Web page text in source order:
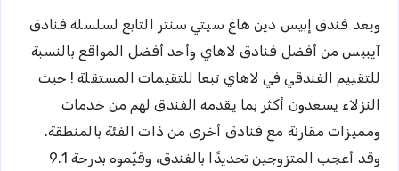
ويعد فندق إبيس دين هاغ سيتي سنتر التابع لسلسلة فنادق
آيبيس من أفضل فنادق لاهاي وأحد أفضل المواقع بالنسبة
للتقييم الفندقي في لاهاي تبعا للتقيمات المستقلة ! حيث
النزلاء يسعدون أكثر بما يقدمه الفندق لهم من خدمات
ومميزات مقارنة مع فنادق أخرى من ذات الفئة بالمنطقة.
وقد أعجب المتزوجين تحديدًا بالفندق، وقيّموه بدرجة 9.1